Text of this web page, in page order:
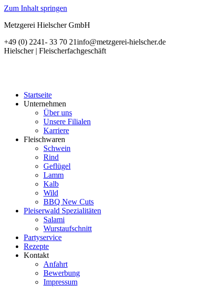
Zum Inhalt springen
Metzgerei Hielscher GmbH
+49 (0) 2241- 33 70 21info@metzgerei-hielscher.de
Hielscher | Fleischerfachgeschäft
Startseite
Unternehmen
Über uns
Unsere Filialen
Karriere
Fleischwaren
Schwein
Rind
Geflügel
Lamm
Kalb
Wild
BBQ New Cuts
Pleiserwald Spezialitäten
Salami
Wurstaufschnitt
Partyservice
Rezepte
Kontakt
Anfahrt
Bewerbung
Impressum